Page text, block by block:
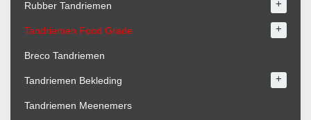
Rubber Tandriemen +
Tandriemen Food Grade +
Breco Tandriemen
Tandriemen Bekleding +
Tandriemen Meenemers